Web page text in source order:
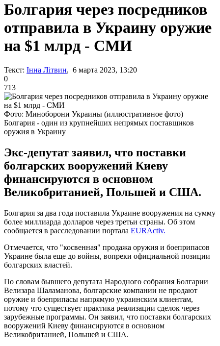
Болгария через посредников
отправила в Украину оружие
на $1 млрд - СМИ
Текст: Інна Літвин, 6 марта 2023, 13:20
0
713
Фото: Миноборони Украины (иллюстративное фото)
Болгария - один из крупнейших непрямых поставщиков
оружия в Украину
Экс-депутат заявил, что поставки
болгарских вооружений Киеву
финансируются в основном
Великобританией, Польшей и США.
Болгария за два года поставила Украине вооружения на сумму
более миллиарда долларов через третьи страны. Об этом
сообщается в расследовании портала EURActiv.
Отмечается, что "косвенная" продажа оружия и боеприпасов
Украине была еще до войны, вопреки официальной позиции
болгарских властей.
По словам бывшего депутата Народного собрания Болгарии
Велизара Шаламанова, болгарские компании не продают
оружие и боеприпасы напрямую украинским клиентам,
потому что существует практика реализации сделок через
зарубежные программы. Он заявил, что поставки болгарских
вооружений Киеву финансируются в основном
Великобританией, Польшей и США.